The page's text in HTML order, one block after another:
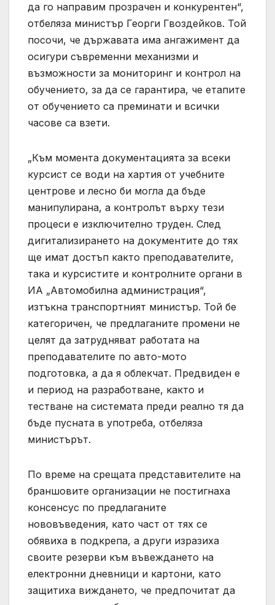
да го направим прозрачен и конкурентен“,
отбеляза министър Георги Гвоздейков. Той
посочи, че държавата има ангажимент да
осигури съвременни механизми и
възможности за мониторинг и контрол на
обучението, за да се гарантира, че етапите
от обучението са преминати и всички
часове са взети.
„Към момента документацията за всеки
курсист се води на хартия от учебните
центрове и лесно би могла да бъде
манипулирана, а контролът върху тези
процеси е изключително труден. След
дигитализирането на документите до тях
ще имат достъп както преподавателите,
така и курсистите и контролните органи в
ИА „Автомобилна администрация“,
изтъкна транспортният министър. Той бе
категоричен, че предлаганите промени не
целят да затрудняват работата на
преподавателите по авто-мото
подготовка, а да я облекчат. Предвиден е
и период на разработване, както и
тестване на системата преди реално тя да
бъде пусната в употреба, отбеляза
министърът.
По време на срещата представителите на
браншовите организации не постигнаха
консенсус по предлаганите
нововъведения, като част от тях се
обявиха в подкрепа, а други изразиха
своите резерви към въвеждането на
електронни дневници и картони, като
защитиха виждането, че предпочитат да